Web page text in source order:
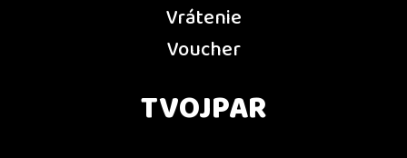
Vrátenie
Voucher
TVOJPAR